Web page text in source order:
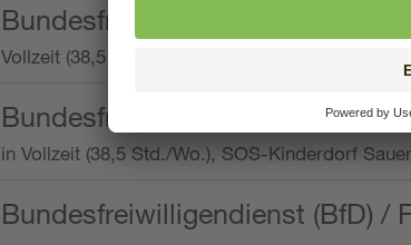
Bundesfreiwilligendienst
Vollzeit (38,5 Stunden pro Woche), SOS-
Bundesfreiwilligendienst
in Vollzeit (38,5 Std./Wo.), SOS-Kinderdorf
Bundesfreiwilligendienst (BfD) /